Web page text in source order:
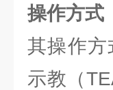
操作方式
其操作方
示教（